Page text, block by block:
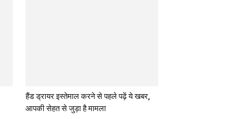
हैंड ड्रायर इस्तेमाल करने से पहले पढ़ें ये खबर,
आपकी सेहत से जुड़ा है मामला